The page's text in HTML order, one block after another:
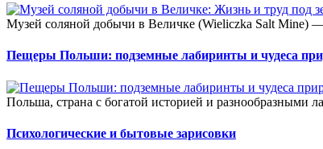
Музей соляной добычи в Величке (Wieliczka Salt Mine)
Пещеры Польши: подземные лабиринты и чудеса
Польша, страна с богатой историей и разнообразными
Психологические и бытовые зарисовки